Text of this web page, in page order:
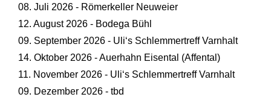
08. Juli 2026 - Römerkeller Neuweier
12. August 2026 - Bodega Bühl
09. September 2026 - Uli‘s Schlemmertreff Varnhalt
14. Oktober 2026 - Auerhahn Eisental (Affental)
11. November 2026 - Uli‘s Schlemmertreff Varnhalt
09. Dezember 2026 - tbd